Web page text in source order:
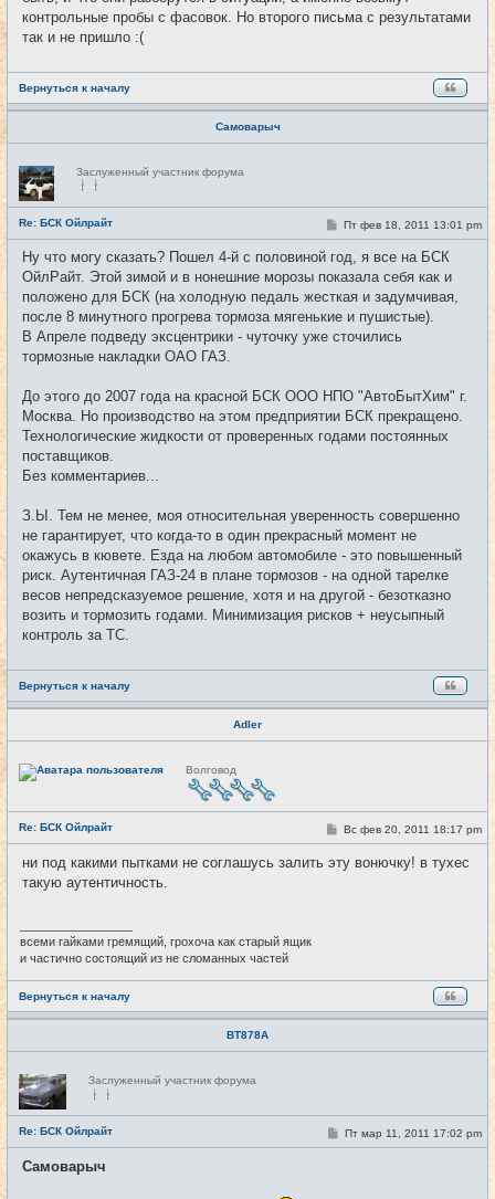
контрольные пробы с фасовок. Но второго письма с результатами
так и не пришло :(
Вернуться к началу
Самоварыч
Н
е
в
с
е
т
и
Заслуженный участник форума
Re: БСК Ойлрайт #47
С
о
б
щ
н
и
Пт фев 18, 2011 13:01 pm
Ну что могу сказать? Пошел 4-й с половиной год, я все на БСК
ОйлРайт. Этой зимой и в нонешние морозы показала себя как и
положено для БСК (на холодную педаль жесткая и задумчивая,
после 8 минутного прогрева тормоза мягенькие и пушистые).
В Апреле подведу эксцентрики - чуточку уже сточились
тормозные накладки ОАО ГАЗ.
До этого до 2007 года на красной БСК ООО НПО "АвтоБытХим" г.
Москва. Но производство на этом предприятии БСК прекращено.
Технологические жидкости от проверенных годами постоянных
поставщиков.
Без комментариев...
З.Ы. Тем не менее, моя относительная уверенность совершенно
не гарантирует, что когда-то в один прекрасный момент не
окажусь в кювете. Езда на любом автомобиле - это повышенный
риск. Аутентичная ГАЗ-24 в плане тормозов - на одной тарелке
весов непредсказуемое решение, хотя и на другой - безотказно
возить и тормозить годами. Минимизация рисков + неусыпный
контроль за ТС.
Вернуться к началу
Adler
Н
е
е
т
и
Волговод
Re: БСК Ойлрайт #48
С
о
б
Вс фев 20, 2011 18:17 pm
ни под какими пытками не соглашусь залить эту вонючку! в тухес
такую аутентичность.
всеми гайками гремящий, грохоча как старый ящик
и частично состоящий из не сломанных частей
Вернуться к началу
BT878A
Н
е
в
с
е
т
и
Заслуженный участник форума
Re: БСК Ойлрайт #49
С
о
Пт мар 11, 2011 17:02 pm
Самоварыч